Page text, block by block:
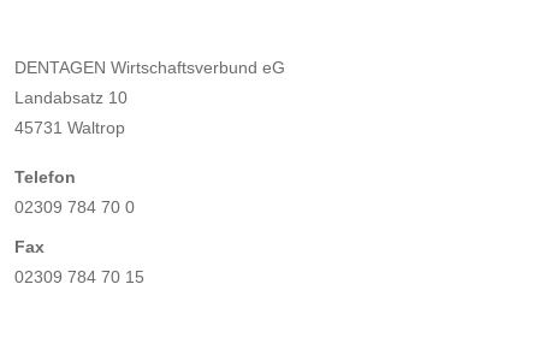
DENTAGEN Wirtschaftsverbund eG
Landabsatz 10
45731 Waltrop
Telefon
02309 784 70 0
Fax
02309 784 70 15